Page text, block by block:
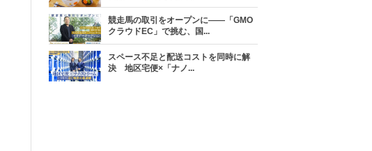
競走馬の取引をオープンに――「GMO
クラウドEC」で挑む、国...
スペース不足と配送コストを同時に解
決 地区宅便×「ナノ...